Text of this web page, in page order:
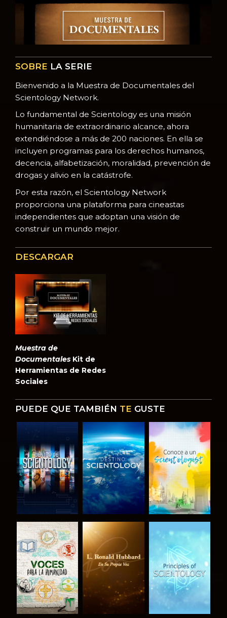
SOBRE LA SERIE
Bienvenido a la Muestra de Documentales del
Scientology Network.
Lo fundamental de Scientology es una misión
humanitaria de extraordinario alcance, ahora
extendiéndose a más de 200 naciones. En ella se
incluyen programas para los derechos humanos,
decencia, alfabetización, moralidad, prevención de
drogas y alivio en la catástrofe.
Por esta razón, el Scientology Network
proporciona una plataforma para cineastas
independientes que adoptan una visión de
construir un mundo mejor.
DESCARGAR
Muestra de
Documentales Kit de
Herramientas de Redes
Sociales
PUEDE QUE TAMBIÉN TE GUSTE
EXPLORA LAS
SERIES
EXPLORA LAS
SERIES
EXPLORA LAS
SERIES